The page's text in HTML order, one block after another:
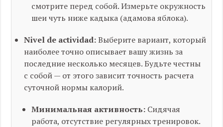
смотрите перед собой. Измерьте окружность
шеи чуть ниже кадыка (адамова яблока).
Nivel de actividad:Выберите вариант, который
наиболее точно описывает вашу жизнь за
последние несколько месяцев. Будьте честны
с собой — от этого зависит точность расчета
суточной нормы калорий.
Минимальная активность: Сидячая
работа, отсутствие регулярных тренировок.